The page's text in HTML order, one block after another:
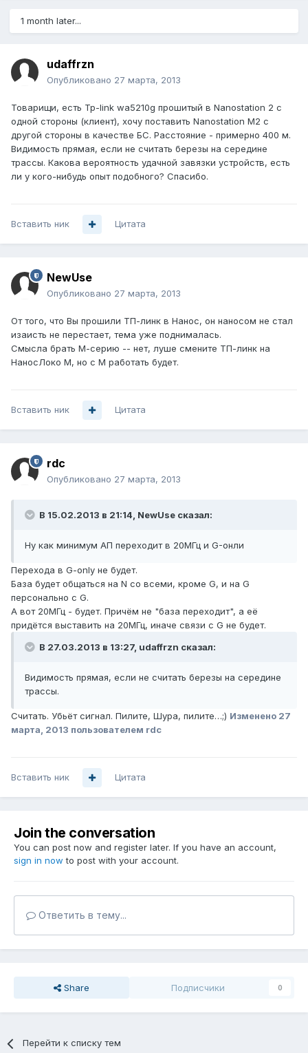
1 month later...
udaffrzn
Опубликовано 27 марта, 2013
Товарищи, есть Tp-link wa5210g прошитый в Nanostation 2 с
одной стороны (клиент), хочу поставить Nanostation M2 с
другой стороны в качестве БС. Расстояние - примерно 400 м.
Видимость прямая, если не считать березы на середине
трассы. Какова вероятность удачной завязки устройств, есть
ли у кого-нибудь опыт подобного? Спасибо.
Вставить ник Цитата
NewUse
Опубликовано 27 марта, 2013
От того, что Вы прошили ТП-линк в Нанос, он наносом не стал
изаисть не перестает, тема уже поднималась.
Смысла брать М-серию -- нет, луше смените ТП-линк на
НаносЛоко М, но с М работать будет.
Вставить ник Цитата
rdc
Опубликовано 27 марта, 2013
В 15.02.2013 в 21:14, NewUse сказал:
Ну как минимум АП переходит в 20МГц и G-онли
Перехода в G-only не будет.
База будет общаться на N со всеми, кроме G, и на G
персонально с G.
А вот 20МГц - будет. Причём не "база переходит", а её
придётся выставить на 20МГц, иначе связи с G не будет.
В 27.03.2013 в 13:27, udaffrzn сказал:
Видимость прямая, если не считать березы на середине
трассы.
Считать. Убьёт сигнал. Пилите, Шура, пилите…;) Изменено 27
марта, 2013 пользователем rdc
Вставить ник Цитата
Join the conversation
You can post now and register later. If you have an account,
sign in now to post with your account.
Ответить в тему...
Share Подписчики 0
Перейти к списку тем